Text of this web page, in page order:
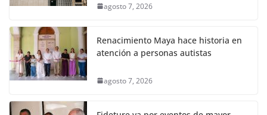
agosto 7, 2026
Renacimiento Maya hace historia en
atención a personas autistas
agosto 7, 2026